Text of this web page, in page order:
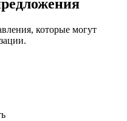
которые могут